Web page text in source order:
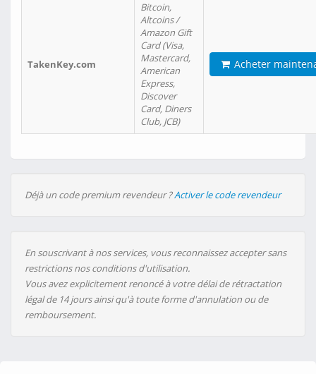
TakenKey.com
Bitcoin,
Altcoins /
Amazon Gift
Card (Visa,
Mastercard,
American
Express,
Discover
Card, Diners
Club, JCB)
Acheter
Déjà un code premium revendeur ?Activer le code revendeur
En souscrivant à nos services, vous reconnaissez accepter sans
restrictions nos conditions d'utilisation.
Vous avez explicitement renoncé à votre délai de rétractation
légal de 14 jours ainsi qu'à toute forme d'annulation ou de
remboursement.